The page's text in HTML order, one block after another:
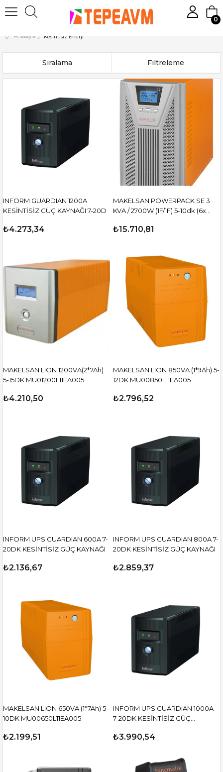
0
Anasayfa Kesintisiz Enerji
Filtreleme
Sıralama
INFORM GUARDIAN 1200A
KESİNTİSİZ GÜÇ KAYNAĞI 7-20D
₺4.273,34
MAKELSAN POWERPACK SE 3
KVA / 2700W (1F/1F) 5-10dk (6x
MU03000N11EAV04
₺15.710,81
MAKELSAN LION 1200VA(2*7Ah)
5-15DK MU01200L11EA005
₺4.210,50
MAKELSAN LION 850VA (1*9Ah) 5-
12DK MU00850L11EA005
₺2.796,52
INFORM UPS GUARDIAN 600A 7-
20DK KESİNTİSİZ GÜÇ KAYNAĞI
₺2.136,67
INFORM UPS GUARDIAN 800A 7-
20DK KESİNTİSİZ GÜÇ KAYNAĞI
₺2.859,37
MAKELSAN LION 650VA (1*7Ah) 5-
10DK MU00650L11EA005
₺2.199,51
INFORM UPS GUARDIAN 1000A
7-20DK KESİNTİSİZ GÜÇ
₺3.990,54